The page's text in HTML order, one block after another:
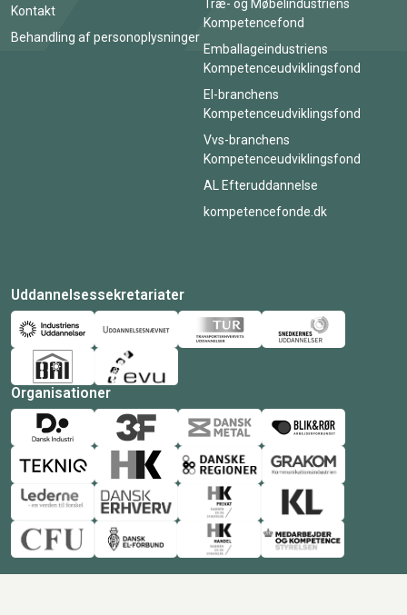
Kontakt
Behandling af personoplysninger
Træ- og Møbelindustriens
Kompetencefond
Emballageindustriens
Kompetenceudviklingsfond
El-branchens
Kompetenceudviklingsfond
Vvs-branchens
Kompetenceudviklingsfond
AL Efteruddannelse
kompetencefonde.dk
Uddannelsessekretariater
Organisationer